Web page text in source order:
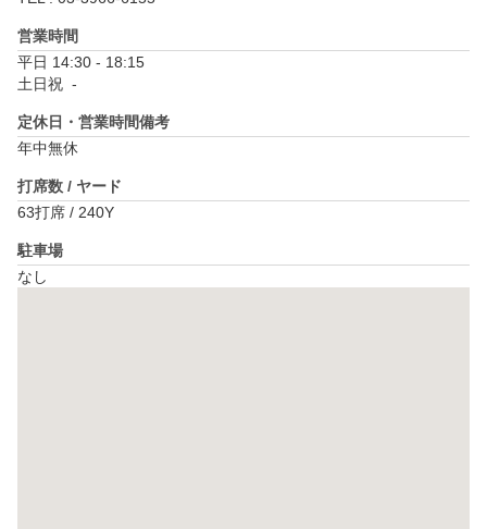
営業時間
平日 14:30 - 18:15
土日祝  -
定休日・営業時間備考
年中無休
打席数 / ヤード
63打席 / 240Y
駐車場
なし